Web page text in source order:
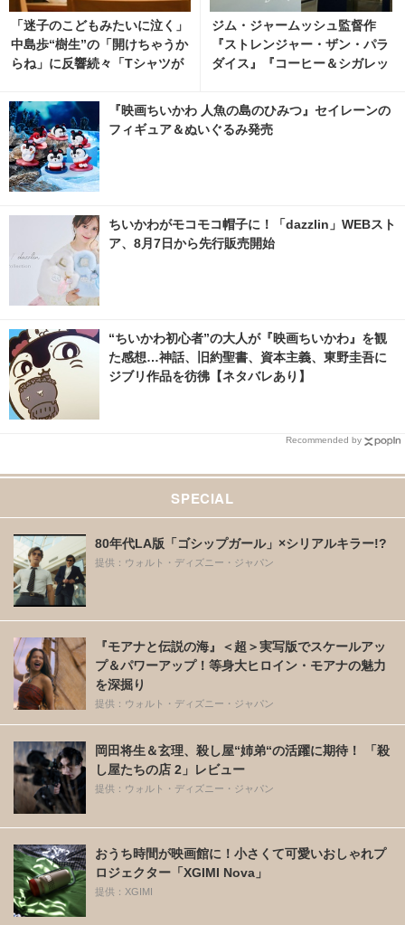
「迷子のこどもみたいに泣く」
中島歩“樹生”の「開けちゃうか
らね」に反響続々「Tシャツが
ジム・ジャームッシュ監督作
『ストレンジャー・ザン・パラ
ダイス』『コーヒー＆シガレッ
ャルTシャツ発売
『映画ちいかわ 人魚の島のひみつ』セイレーンの
フィギュア＆ぬいぐるみ発売
ちいかわがモコモコ帽子に！「dazzlin」WEBスト
ア、8月7日から先行販売開始
“ちいかわ初心者”の大人が『映画ちいかわ』を観
た感想…神話、旧約聖書、資本主義、東野圭吾に
ジブリ作品を彷彿【ネタバレあり】
Recommended by
SPECIAL
80年代LA版「ゴシップガール」×シリアルキラー!?
提供：ウォルト・ディズニー・ジャパン
『モアナと伝説の海』＜超＞実写版でスケールアッ
プ＆パワーアップ！等身大ヒロイン・モアナの魅力
を深掘り
提供：ウォルト・ディズニー・ジャパン
岡田将生＆玄理、殺し屋“姉弟“の活躍に期待！ 「殺
し屋たちの店 2」レビュー
提供：ウォルト・ディズニー・ジャパン
おうち時間が映画館に！小さくて可愛いおしゃれプ
ロジェクター「XGIMI Nova」
提供：XGIMI